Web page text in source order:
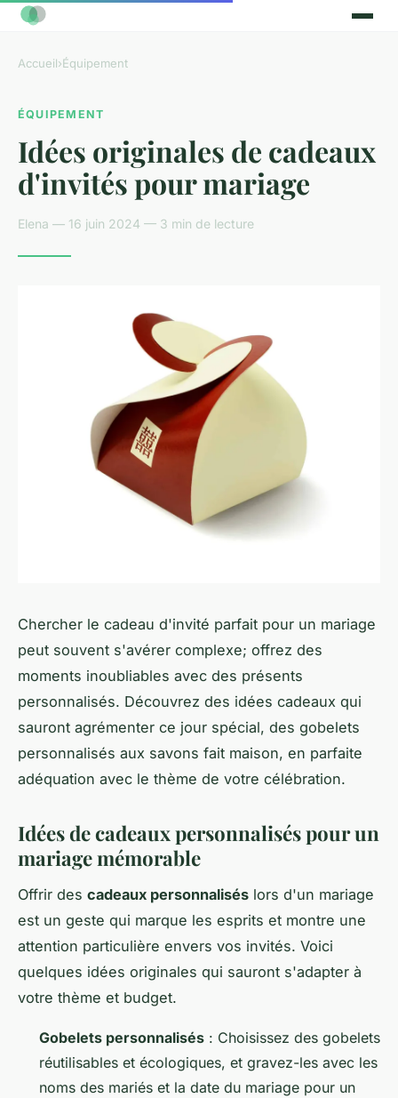
Accueil›Équipement
ÉQUIPEMENT
Idées originales de cadeaux
d'invités pour mariage
Elena — 16 juin 2024 — 3 min de lecture
Chercher le cadeau d'invité parfait pour un mariage
peut souvent s'avérer complexe; offrez des
moments inoubliables avec des présents
personnalisés. Découvrez des idées cadeaux qui
sauront agrémenter ce jour spécial, des gobelets
personnalisés aux savons fait maison, en parfaite
adéquation avec le thème de votre célébration.
Idées de cadeaux personnalisés pour un
mariage mémorable
Offrir des cadeaux personnalisés lors d'un mariage
est un geste qui marque les esprits et montre une
attention particulière envers vos invités. Voici
quelques idées originales qui sauront s'adapter à
votre thème et budget.
Gobelets personnalisés : Choisissez des gobelets
réutilisables et écologiques, et gravez-les avec les
noms des mariés et la date du mariage pour un